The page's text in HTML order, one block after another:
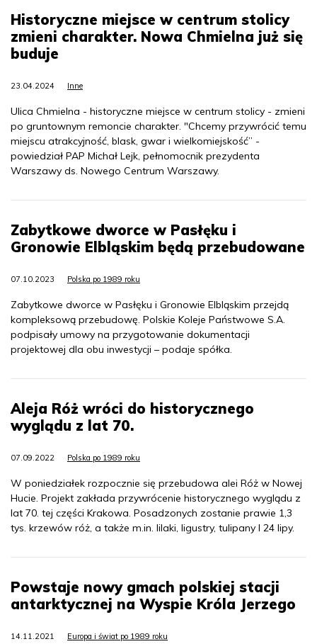
Historyczne miejsce w centrum stolicy
zmieni charakter. Nowa Chmielna już się
buduje
23.04.2024 Inne
Ulica Chmielna - historyczne miejsce w centrum stolicy - zmieni
po gruntownym remoncie charakter. "Chcemy przywrócić temu
miejscu atrakcyjność, blask, gwar i wielkomiejskość” -
powiedział PAP Michał Lejk, pełnomocnik prezydenta
Warszawy ds. Nowego Centrum Warszawy.
Zabytkowe dworce w Pasłęku i
Gronowie Elbląskim będą przebudowane
07.10.2023 Polska po 1989 roku
Zabytkowe dworce w Pasłęku i Gronowie Elbląskim przejdą
kompleksową przebudowę. Polskie Koleje Państwowe S.A.
podpisały umowy na przygotowanie dokumentacji
projektowej dla obu inwestycji – podaje spółka.
Aleja Róż wróci do historycznego
wyglądu z lat 70.
07.09.2022 Polska po 1989 roku
W poniedziałek rozpocznie się przebudowa alei Róż w Nowej
Hucie. Projekt zakłada przywrócenie historycznego wyglądu z
lat 70. tej części Krakowa. Posadzonych zostanie prawie 1,3
tys. krzewów róż, a także m.in. lilaki, ligustry, tulipany I 24 lipy.
Powstaje nowy gmach polskiej stacji
antarktycznej na Wyspie Króla Jerzego
14.11.2021 Europa i świat po 1989 roku